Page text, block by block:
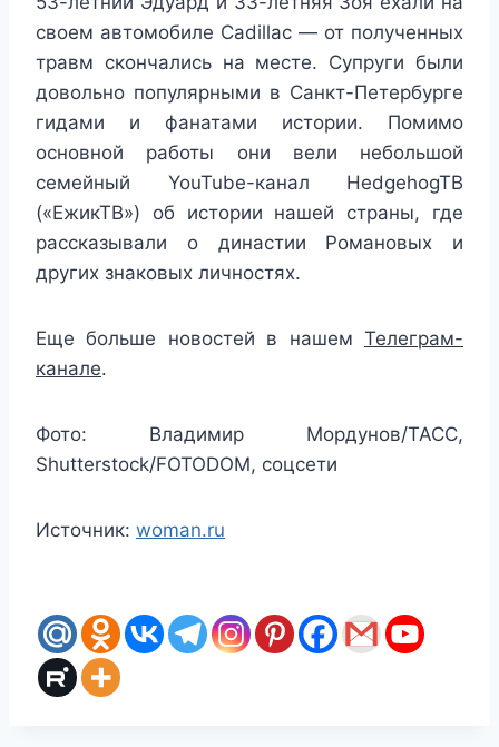
своем автомобиле Cadillac — от полученных
травм скончались на месте. Супруги были
довольно популярными в Санкт-Петербурге
гидами и фанатами истории. Помимо
основной работы они вели небольшой
семейный YouTube-канал HedgehogTB
(«ЕжикТВ») об истории нашей страны, где
рассказывали о династии Романовых и
других знаковых личностях.
Еще больше новостей в нашем Телеграм-
канале.
Фото: Владимир Мордунов/ТАСС,
Shutterstock/FOTODOM, соцсети
Источник: woman.ru